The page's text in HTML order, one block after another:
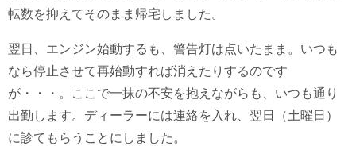
転数を抑えてそのまま帰宅しました。
翌日、エンジン始動するも、警告灯は点いたまま。いつも
なら停止させて再始動すれば消えたりするのです
が・・・。ここで一抹の不安を抱えながらも、いつも通り
出勤します。ディーラーには連絡を入れ、翌日（土曜日）
に診てもらうことにしました。